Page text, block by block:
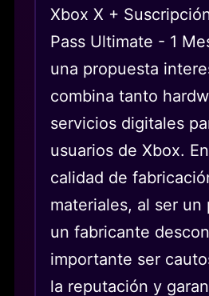
Xbox X +
Pass Ultimate - 1
una propuesta
combina tanto
servicios digitales
usuarios de Xbox.
calidad de
materiales, al ser un
un fabricante
importante ser
la reputación y